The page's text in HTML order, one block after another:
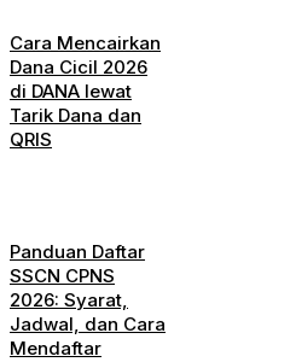
Cara Mencairkan
Dana Cicil 2026
di DANA lewat
Tarik Dana dan
QRIS
Panduan Daftar
SSCN CPNS
2026: Syarat,
Jadwal, dan Cara
Mendaftar